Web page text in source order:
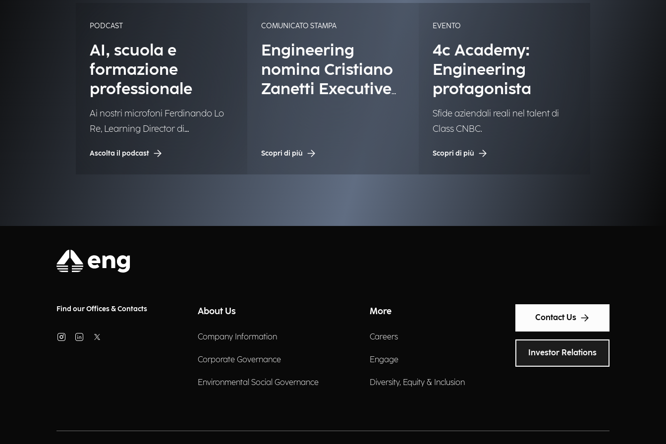
PODCAST
AI, scuola e
formazione
professionale
Ai nostri microfoni Ferdinando Lo
Re, Learning Director di
Ascolta il podcast
COMUNICATO STAMPA
Engineering
nomina Cristiano
Zanetti Executive
Scopri di più
EVENTO
4c Academy:
Engineering
protagonista
Sfide aziendali reali nel talent di
Class CNBC.
Scopri di più
Find our Offices & Contacts About Us
Company Information
Corporate Governance
Environmental Social Governance
More
Careers
Engage
Diversity, Equity & Inclusion
Contact Us
Investor Relations